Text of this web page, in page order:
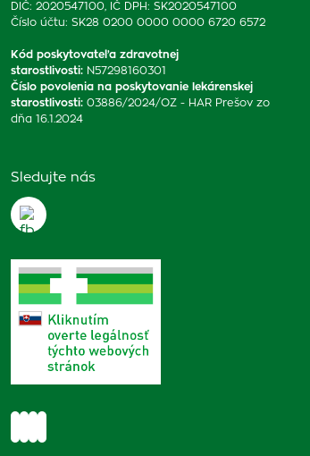
DIČ: 2020547100, IČ DPH: SK2020547100
Číslo účtu: SK28 0200 0000 0000 6720 6572
Kód poskytovateľa zdravotnej
starostlivosti: N57298160301
Číslo povolenia na poskytovanie lekárenskej
starostlivosti: 03886/2024/OZ - HAR Prešov zo
dňa 16.1.2024
Sledujte nás